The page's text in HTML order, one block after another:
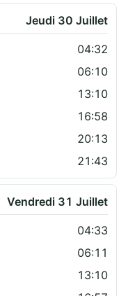
Jeudi 30 Juillet
04:32
06:10
13:10
16:58
20:13
21:43
Vendredi 31 Juillet
04:33
06:11
13:10